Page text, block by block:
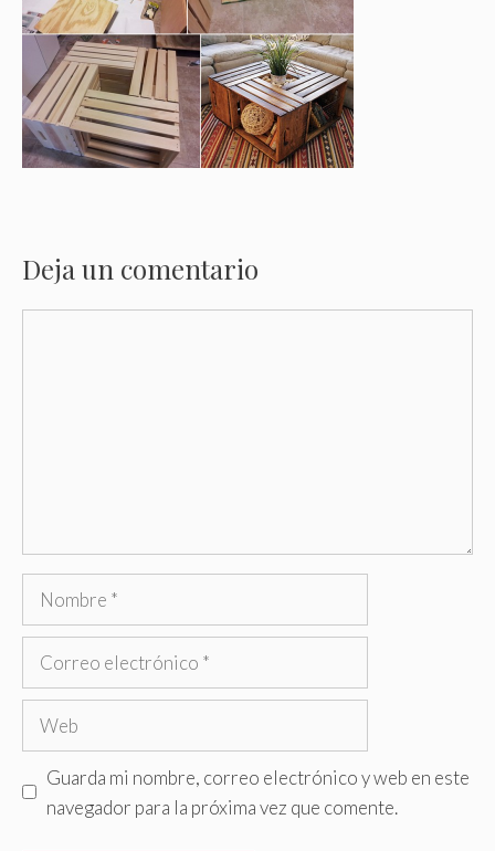
Deja un comentario
Nombre
Correo
Web
Guarda mi nombre, correo electrónico y web en este
navegador para la próxima vez que comente.